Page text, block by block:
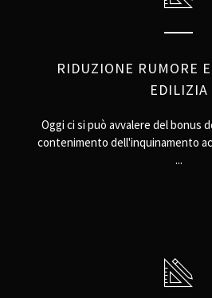
RIDUZIONE RUMORE
EDILIZIA
Oggi ci si può avvalere del bonus
contenimento dell'inquinamento
...